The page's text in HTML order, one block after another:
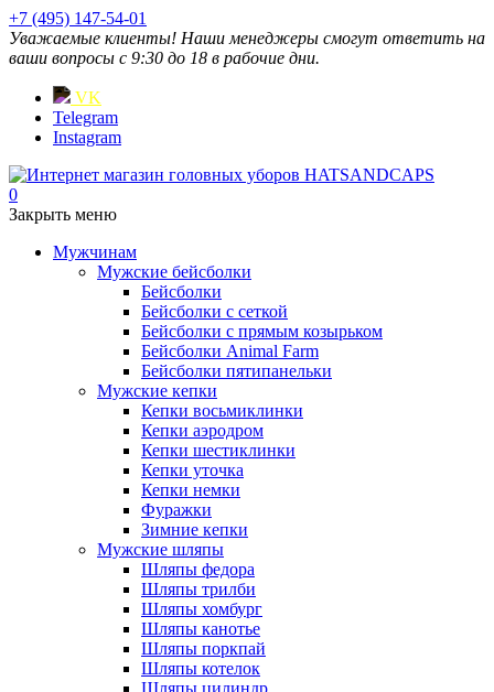
+7 (495) 147-54-01
Уважаемые клиенты! Наши менеджеры смогут ответить на
ваши вопросы с 9:30 до 18 в рабочие дни.
VK
Telegram
Instagram
0
Закрыть меню
Мужчинам
Мужские бейсболки
Бейсболки
Бейсболки с сеткой
Бейсболки с прямым козырьком
Бейсболки Animal Farm
Бейсболки пятипанельки
Мужские кепки
Кепки восьмиклинки
Кепки аэродром
Кепки шестиклинки
Кепки уточка
Кепки немки
Фуражки
Зимние кепки
Мужские шляпы
Шляпы федора
Шляпы трилби
Шляпы хомбург
Шляпы канотье
Шляпы поркпай
Шляпы котелок
Шляпы цилиндр